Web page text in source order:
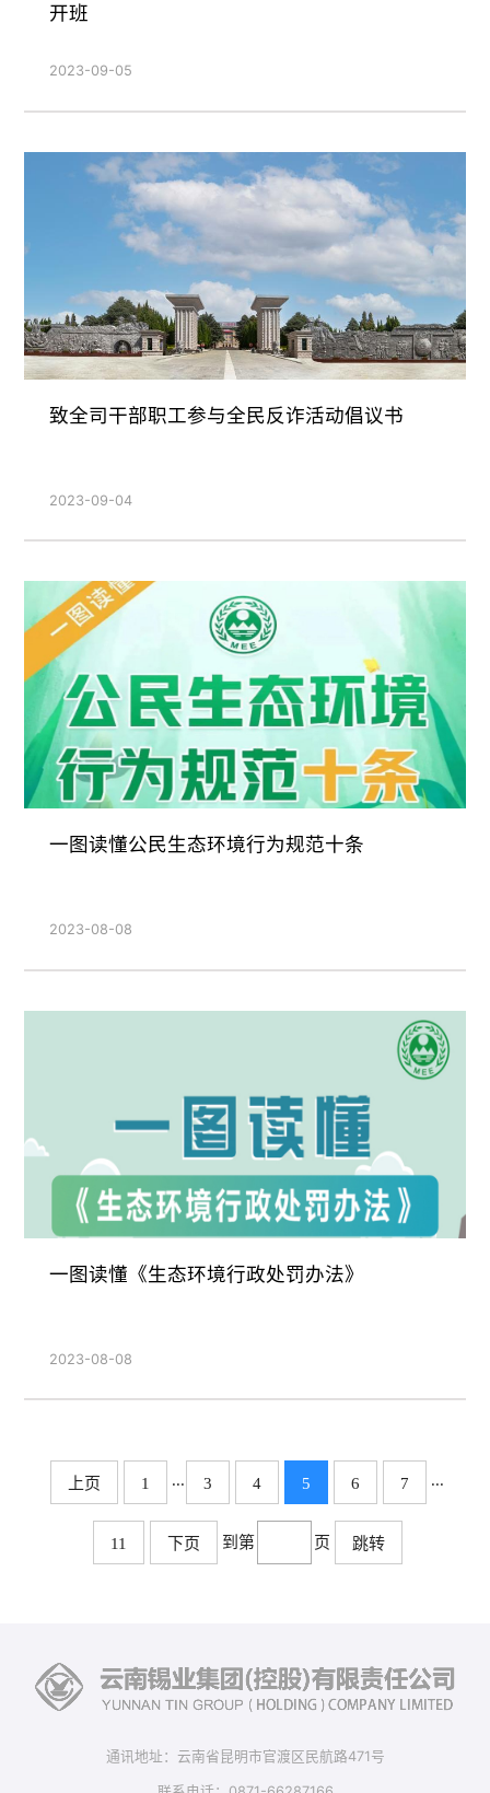
开班
2023-09-05
致全司干部职工参与全民反诈活动倡议书
2023-09-04
一图读懂公民生态环境行为规范十条
2023-08-08
一图读懂《生态环境行政处罚办法》
2023-08-08
上页 1 ... 3 4 5 6 7 ...
11 下页 到第 页 跳转
通讯地址：云南省昆明市官渡区民航路471号